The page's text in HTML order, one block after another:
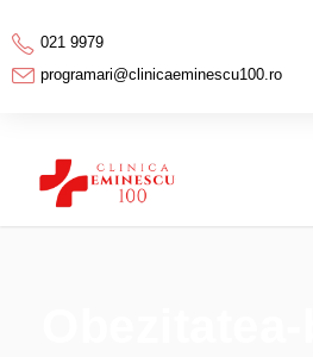
021 9979
programari@clinicaeminescu100.ro